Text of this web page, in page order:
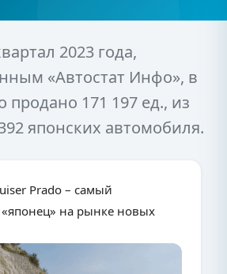
2023 года,
«Автостат Инфо», в
продано 171 197 ед., из
японских автомобиля.
Prado – самый
на рынке новых